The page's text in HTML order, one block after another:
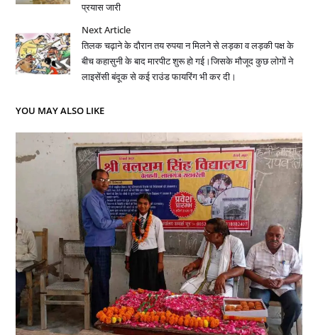
प्रयास जारी
Next Article
तिलक चढ़ाने के दौरान तय रुपया न मिलने से लड़का व लड़की पक्ष के
बीच कहासुनी के बाद मारपीट शुरू हो गई।जिसके मौजूद कुछ लोगों ने
लाइसेंसी बंदूक से कई राउंड फायरिंग भी कर दी।
YOU MAY ALSO LIKE